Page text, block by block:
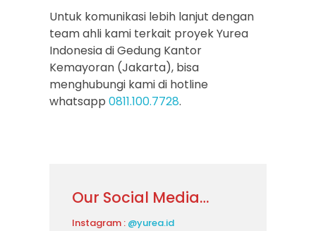
Untuk komunikasi lebih lanjut dengan
team ahli kami terkait proyek Yurea
Indonesia di Gedung Kantor
Kemayoran (Jakarta), bisa
menghubungi kami di hotline
whatsapp 0811.100.7728.
Our Social Media…
Instagram : @yurea.id